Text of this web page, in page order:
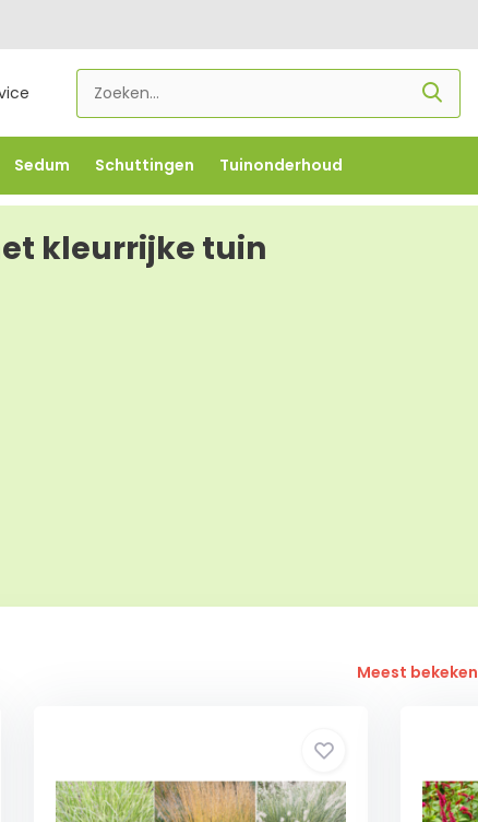
Sedum Schuttingen Tuinonderhoud
-FLOWBO500 -7,5% vanaf €1000 -
kleurrijke tuin
Meest bekeken